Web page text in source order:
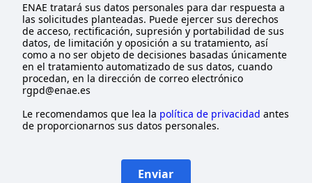
ENAE tratará sus datos personales para dar respuesta a
las solicitudes planteadas. Puede ejercer sus derechos
de acceso, rectificación, supresión y portabilidad de sus
datos, de limitación y oposición a su tratamiento, así
como a no ser objeto de decisiones basadas únicamente
en el tratamiento automatizado de sus datos, cuando
procedan, en la dirección de correo electrónico
rgpd@enae.es
Le recomendamos que lea la política de privacidad antes
de proporcionarnos sus datos personales.
Enviar